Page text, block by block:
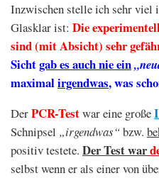
Inzwischen stelle ich sehr viel
Glasklar ist: Die
sind (mit Absicht) sehr
Sichtgab es auch nie ein
maximalirgendwas, was
DerPCR-Testwar eine große
Schnipsel „irgendwas“bzw.
positiv testete. Der Test war
selbst wenn er als einer von